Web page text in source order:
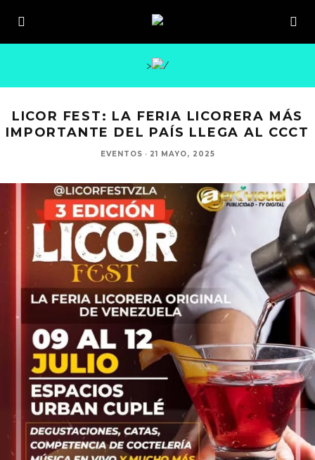
>
LICOR FEST: LA FERIA LICORERA MÁS
IMPORTANTE DEL PAÍS LLEGA AL CCCT
EVENTOS · 21 MAYO, 2025